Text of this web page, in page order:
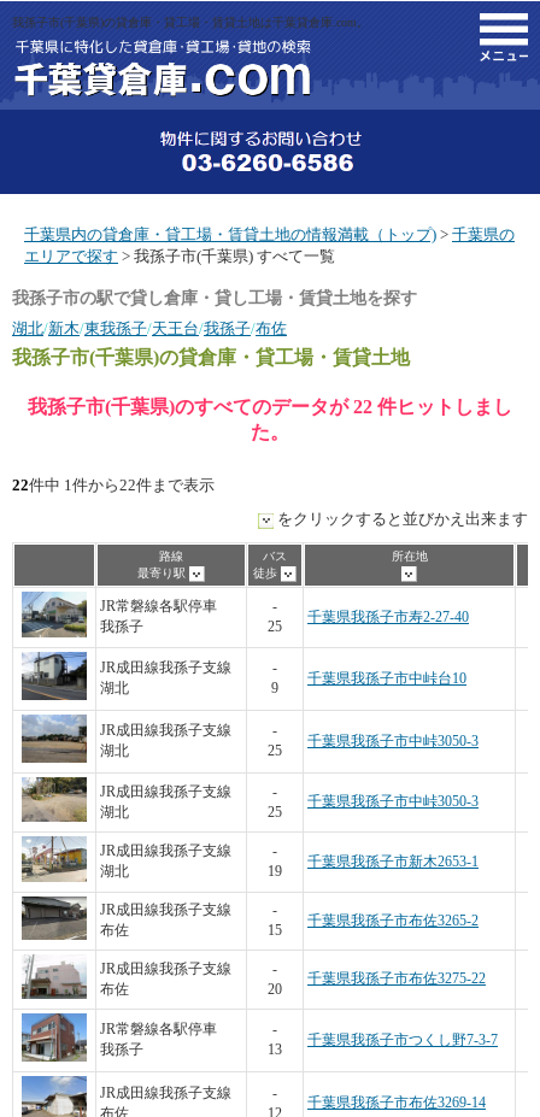
我孫子市(千葉県)の貸倉庫・貸工場・賃貸土地は千葉貸倉庫.com。
千葉県内の貸倉庫・貸工場・賃貸土地の情報満載（トップ) > 千葉県の
エリアで探す > 我孫子市(千葉県) すべて一覧
我孫子市の駅で貸し倉庫・貸し工場・賃貸土地を探す
湖北/新木/東我孫子/天王台/我孫子/布佐
我孫子市(千葉県)の貸倉庫・貸工場・賃貸土地
我孫子市(千葉県)のすべてのデータが 22 件ヒットしまし
た。
22件中 1件から22件まで表示
をクリックすると並びかえ出来ます
路線
最寄り駅
バス
徒歩
所在地
JR常磐線各駅停車
我孫子
-
25
千葉県我孫子市寿2-27-40
JR成田線我孫子支線
湖北
-
9
千葉県我孫子市中峠台10
JR成田線我孫子支線
湖北
-
25
千葉県我孫子市中峠3050-3
JR成田線我孫子支線
湖北
-
25
千葉県我孫子市中峠3050-3
JR成田線我孫子支線
湖北
-
19
千葉県我孫子市新木2653-1
JR成田線我孫子支線
布佐
-
15
千葉県我孫子市布佐3265-2
JR成田線我孫子支線
布佐
-
20
千葉県我孫子市布佐3275-22
JR常磐線各駅停車
我孫子
-
13
千葉県我孫子市つくし野7-3-7
JR成田線我孫子支線
-
千葉県我孫子市布佐3269-14